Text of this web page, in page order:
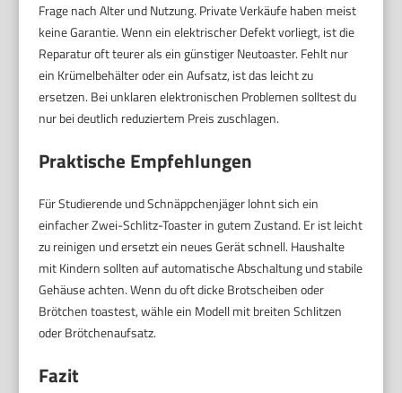
Frage nach Alter und Nutzung. Private Verkäufe haben meist
keine Garantie. Wenn ein elektrischer Defekt vorliegt, ist die
Reparatur oft teurer als ein günstiger Neutoaster. Fehlt nur
ein Krümelbehälter oder ein Aufsatz, ist das leicht zu
ersetzen. Bei unklaren elektronischen Problemen solltest du
nur bei deutlich reduziertem Preis zuschlagen.
Praktische Empfehlungen
Für Studierende und Schnäppchenjäger lohnt sich ein
einfacher Zwei-Schlitz-Toaster in gutem Zustand. Er ist leicht
zu reinigen und ersetzt ein neues Gerät schnell. Haushalte
mit Kindern sollten auf automatische Abschaltung und stabile
Gehäuse achten. Wenn du oft dicke Brotscheiben oder
Brötchen toastest, wähle ein Modell mit breiten Schlitzen
oder Brötchenaufsatz.
Fazit